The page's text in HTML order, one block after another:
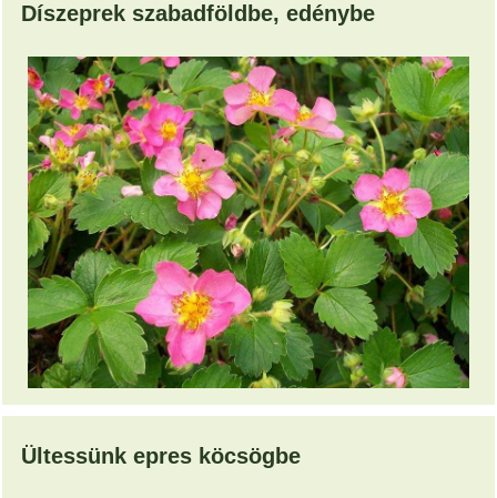
Díszeprek szabadföldbe, edénybe
Ültessünk epres köcsögbe